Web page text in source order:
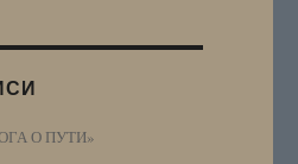
О ПУТИ»